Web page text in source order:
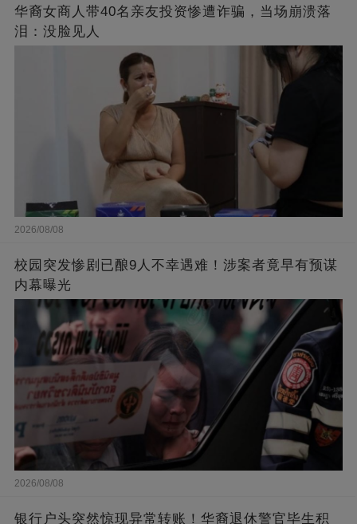
华裔女商人带40名亲友投资惨遭诈骗，当场崩溃落
泪：没脸见人
2026/08/08
校园突发惨剧已酿9人不幸遇难！涉案者竟早有预谋
内幕曝光
2026/08/08
银行户头突然惊现异常转账！华裔退休警官毕生积